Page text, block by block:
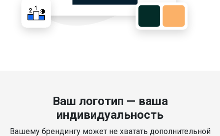
Ваш логотип — ваша
индивидуальность
Вашему брендингу может не хватать дополнительной